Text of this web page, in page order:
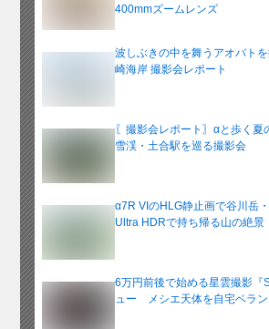
400mmズームレンズ
波しぶきの中を舞うアオバト
崎海岸 撮影会レポート
〖撮影会レポート〗αと歩く
雪渓・土合駅を巡る撮影会
α7R VIのHLG静止画で谷川岳
Ultra HDRで持ち帰る山の絶景
6万円前後で始める星雲撮影『
ュー メシエ天体を自宅ベラン